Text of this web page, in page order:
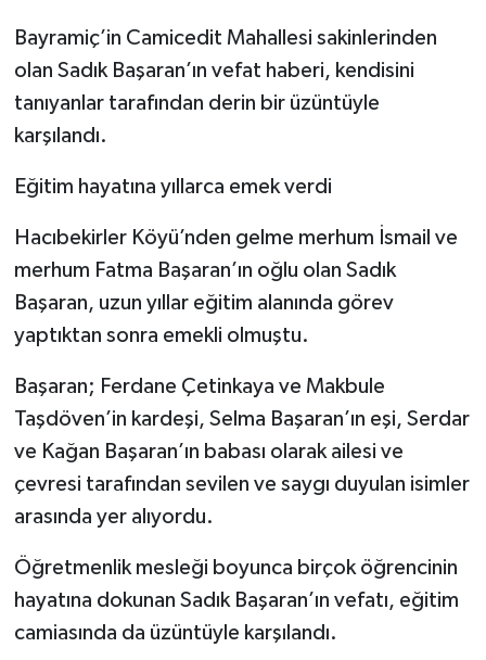
Bayramiç’in Camicedit Mahallesi sakinlerinden
olan Sadık Başaran’ın vefat haberi, kendisini
tanıyanlar tarafından derin bir üzüntüyle
karşılandı.
Eğitim hayatına yıllarca emek verdi
Hacıbekirler Köyü’nden gelme merhum İsmail ve
merhum Fatma Başaran’ın oğlu olan Sadık
Başaran, uzun yıllar eğitim alanında görev
yaptıktan sonra emekli olmuştu.
Başaran; Ferdane Çetinkaya ve Makbule
Taşdöven’in kardeşi, Selma Başaran’ın eşi, Serdar
ve Kağan Başaran’ın babası olarak ailesi ve
çevresi tarafından sevilen ve saygı duyulan isimler
arasında yer alıyordu.
Öğretmenlik mesleği boyunca birçok öğrencinin
hayatına dokunan Sadık Başaran’ın vefatı, eğitim
camiasında da üzüntüyle karşılandı.